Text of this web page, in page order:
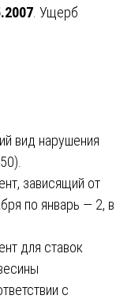
. Ущерб
вид нарушения
зависящий от
по январь — 2, в
для ставок
с